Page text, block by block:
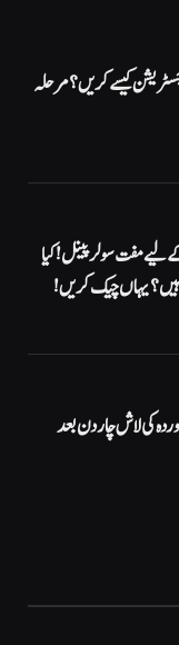
کیسے کریں؟ مرحلہ
گھروں کے لیے مفت سولر پینل! کیا
یہاں چیک کریں!
کی لاش چار دن بعد